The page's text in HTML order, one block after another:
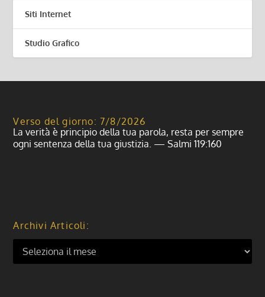
Siti Internet
Studio Grafico
Verso del giorno: 7/8/2026
La verità è principio della tua parola, resta per sempre
ogni sentenza della tua giustizia. — Salmi 119:160
Archivi Articoli: